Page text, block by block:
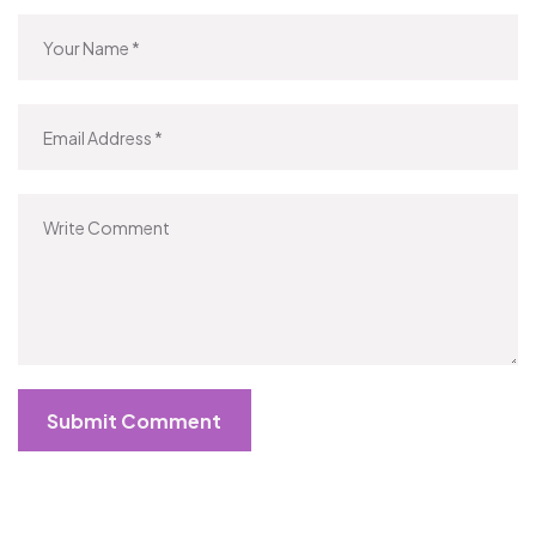
Submit Comment